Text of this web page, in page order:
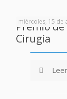
miércoles, 15 de
Premio
Cirugía